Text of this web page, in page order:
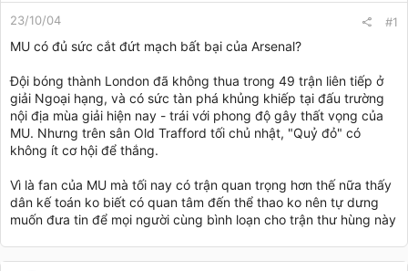
23/10/04 #1
MU có đủ sức cắt đứt mạch bất bại của Arsenal?
Đội bóng thành London đã không thua trong 49 trận liên tiếp ở
giải Ngoại hạng, và có sức tàn phá khủng khiếp tại đấu trường
nội địa mùa giải hiện nay - trái với phong độ gây thất vọng của
MU. Nhưng trên sân Old Trafford tối chủ nhật, "Quỷ đỏ" có
không ít cơ hội để thắng.
Vì là fan của MU mà tối nay có trận quan trọng hơn thế nữa thấy
dân kế toán ko biết có quan tâm đến thể thao ko nên tự dưng
muốn đưa tin để mọi người cùng bình loạn cho trận thư hùng này